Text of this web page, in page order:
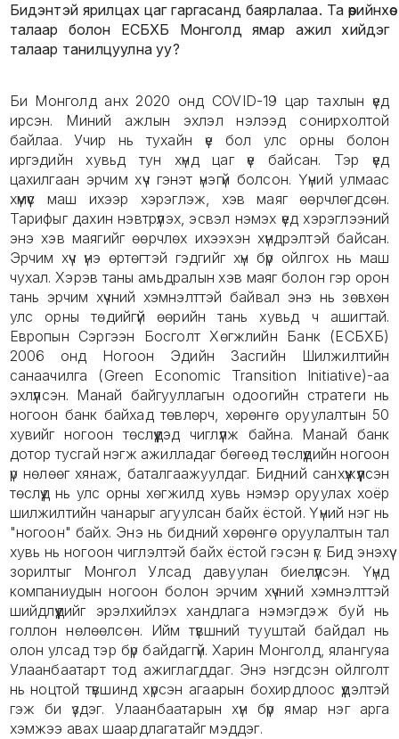
Бидэнтэй ярилцах цаг гаргасанд баярлалаа. Та өөрийнхөө
талаар болон ЕСБХБ Монголд ямар ажил хийдэг
талаар танилцуулна уу?
Би Монголд анх 2020 онд COVID-19 цар тахлын үед
ирсэн. Миний ажлын эхлэл нэлээд сонирхолтой
байлаа. Учир нь тухайн үе бол улс орны болон
иргэдийн хувьд тун хүнд цаг үе байсан. Тэр үед
цахилгаан эрчим хүч гэнэт үнэгүй болсон. Үүний улмаас
хүмүүс маш ихээр хэрэглэж, хэв маяг өөрчлөгдсөн.
Тарифыг дахин нэвтрүүлэх, эсвэл нэмэх үед хэрэглээний
энэ хэв маягийг өөрчлөх ихээхэн хүндрэлтэй байсан.
Эрчим хүч үнэ өртөгтэй гэдгийг хүн бүр ойлгох нь маш
чухал. Хэрэв таны амьдралын хэв маяг болон гэр орон
тань эрчим хүчний хэмнэлттэй байвал энэ нь зөвхөн
улс орны төдийгүй өөрийн тань хувьд ч ашигтай.
Европын Сэргээн Босголт Хөгжлийн Банк (ЕСБХБ)
2006 онд Ногоон Эдийн Засгийн Шилжилтийн
санаачилга (Green Economic Transition Initiative)-аа
эхлүүлсэн. Манай байгууллагын одоогийн стратеги нь
ногоон банк байхад төвлөрч, хөрөнгө оруулалтын 50
хувийг ногоон төслүүдэд чиглүүлж байна. Манай банк
дотор тусгай нэгж ажилладаг бөгөөд төслүүдийн ногоон
үр нөлөөг хянаж, баталгаажуулдаг. Бидний санхүүжүүлсэн
төслүүд нь улс орны хөгжилд хувь нэмэр оруулах хоёр
шилжилтийн чанарыг агуулсан байх ёстой. Үүний нэг нь
"ногоон" байх. Энэ нь бидний хөрөнгө оруулалтын тал
хувь нь ногоон чиглэлтэй байх ёстой гэсэн үг. Бид энэхүү
зорилтыг Монгол Улсад давуулан биелүүлсэн. Үүнд
компаниудын ногоон болон эрчим хүчний хэмнэлттэй
шийдлүүдийг эрэлхийлэх хандлага нэмэгдэж буй нь
голлон нөлөөлсөн. Ийм түвшний тууштай байдал нь
олон улсад тэр бүр байдаггүй. Харин Монголд, ялангуяа
Улаанбаатарт тод ажиглагддаг. Энэ нэгдсэн ойлголт
нь ноцтой түвшинд хүрсэн агаарын бохирдлоос үүдэлтэй
гэж би үздэг. Улаанбаатарын хүн бүр ямар нэг арга
хэмжээ авах шаардлагатайг мэддэг.